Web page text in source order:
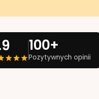
100+
Pozytywnych opinii